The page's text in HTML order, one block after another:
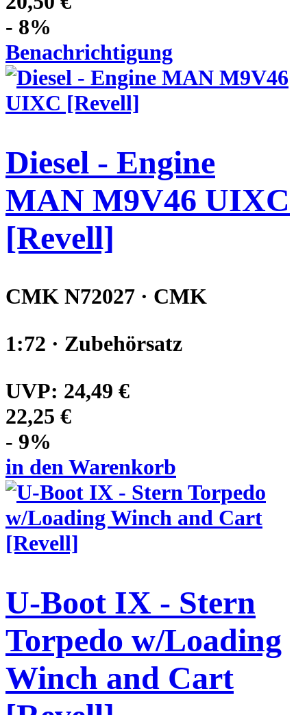
- 8%
Benachrichtigung
Diesel - Engine
MAN M9V46 UIXC
[Revell]
CMK N72027 · CMK
1:72 · Zubehörsatz
UVP: 24,49 €
22,25 €
- 9%
in den Warenkorb
U-Boot IX - Stern
Torpedo w/Loading
Winch and Cart